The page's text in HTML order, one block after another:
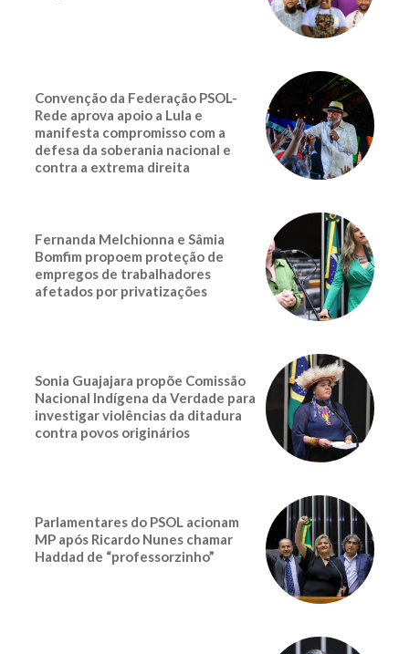
Convenção da Federação PSOL-
Rede aprova apoio a Lula e
manifesta compromisso com a
defesa da soberania nacional e
contra a extrema direita
Fernanda Melchionna e Sâmia
Bomfim propoem proteção de
empregos de trabalhadores
afetados por privatizações
Sonia Guajajara propõe Comissão
Nacional Indígena da Verdade para
investigar violências da ditadura
contra povos originários
Parlamentares do PSOL acionam
MP após Ricardo Nunes chamar
Haddad de “professorzinho”